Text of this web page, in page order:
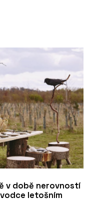
v době nerovností
letošním